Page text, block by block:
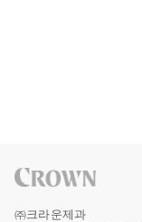
㈜크라운제과